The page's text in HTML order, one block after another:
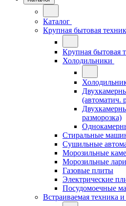
Каталог
Крупная бытовая
Крупная бытовая
Холодильники
(автоматич.
разморозка)
Стиральные
Сушильные
Морозильные
Морозильные лари
Газовые плиты
Электрические
Посудомоечные
Встраиваемая техника